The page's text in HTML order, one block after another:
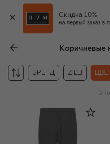
Скидка 10%
на первый заказ в
БРЕНД ZILLI
3